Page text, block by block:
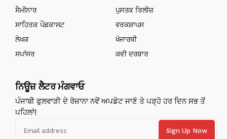
ਸੈਮੀਨਾਰ
ਪੁਸਤਕ ਰਿਲੀਜ਼
ਸਾਹਿਤਕ ਪੌਡਕਾਸਟ
ਵਰਕਸ਼ਾਪਸ
ਲੇਖਕ
ਖੋਜਾਰਥੀ
ਸਪਾਂਸਰ
ਕਵੀ ਦਰਬਾਰ
ਨਿਊਜ਼ ਲੈਟਰ ਮੰਗਵਾਓ
ਪੰਜਾਬੀ ਫੁਲਵਾੜੀ ਦੇ ਰੋਜ਼ਾਨਾ ਨਵੇਂ ਅਪਡੇਟ ਜਾਣੋ ਤੇ ਪੜ੍ਹੋ ਹਰ ਦਿਨ ਸਭ ਤੋਂ
ਪਹਿਲਾਂ!